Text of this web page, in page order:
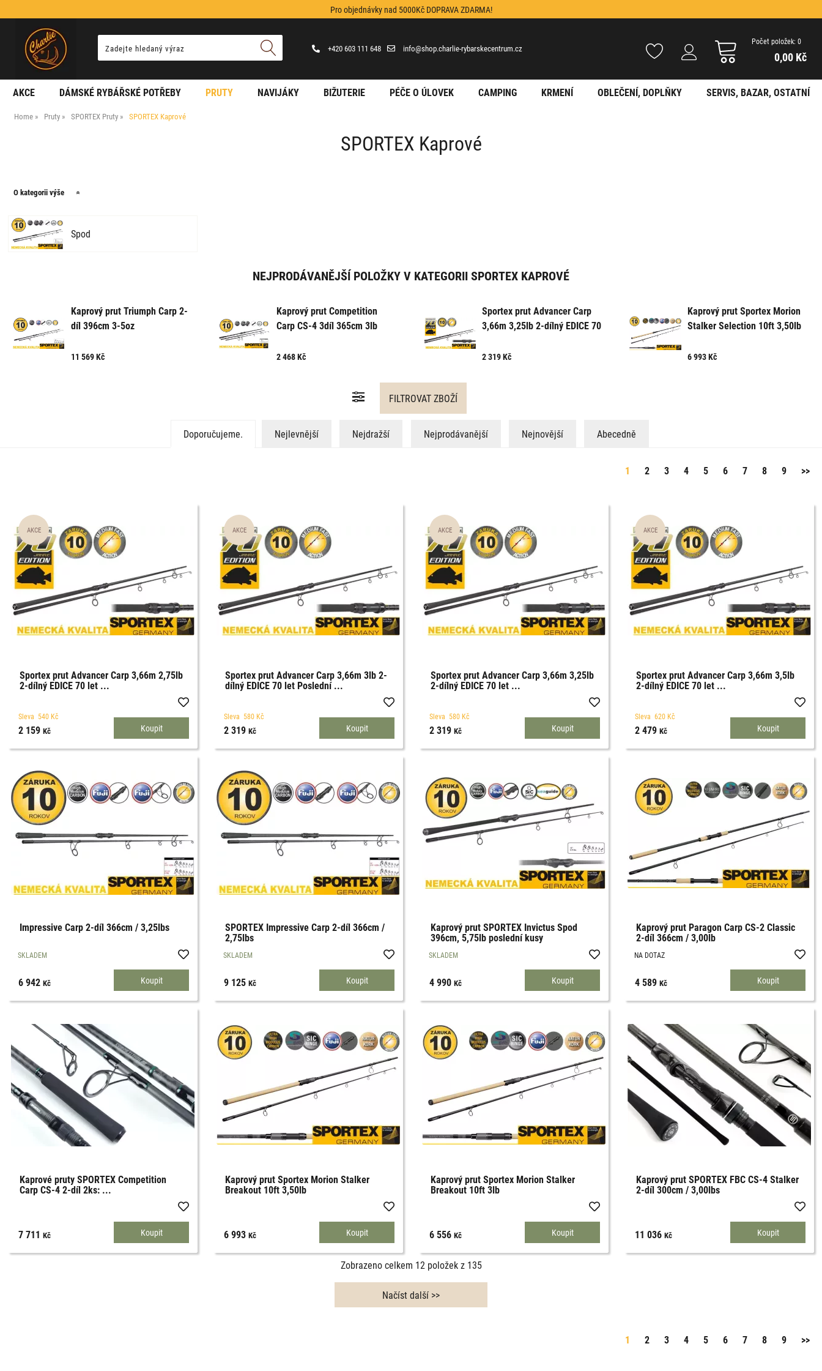
Pro objednávky nad 5000Kč DOPRAVA ZDARMA!
+420 603 111 648 info@shop.charlie-rybarskecentrum.cz
Počet položek: 0
0,00 Kč
AKCE DÁMSKÉ RYBÁŘSKÉ POTŘEBY PRUTY NAVIJÁKY BIŽUTERIE PÉČE O ÚLOVEK CAMPING KRMENÍ OBLEČENÍ, DOPLŇKY SERVIS, BAZAR, OSTATNÍ
Home Pruty SPORTEX Pruty SPORTEX Kaprové
SPORTEX Kaprové
O kategorii výše
Spod
NEJPRODÁVANĚJŠÍ POLOŽKY V KATEGORII SPORTEX KAPROVÉ
Kaprový prut Triumph Carp 2-
díl 396cm 3-5oz
11 569Kč
Kaprový prut Competition
Carp CS-4 3díl 365cm 3lb
2 468Kč
Sportex prut Advancer Carp
3,66m 3,25lb 2-dílný EDICE 70
2 319Kč
Kaprový prut Sportex Morion
Stalker Selection 10ft 3,50lb
6 993Kč
Doporučujeme. Nejlevnější Nejdražší Nejprodávanější Nejnovější Abecedně
1 2 3 4 5 6 7 8 9 >>
Sportex prut Advancer Carp 3,66m 2,75lb
2-dílný EDICE 70 let ...
2 159 Kč
Sleva 540 Kč
Sportex prut Advancer Carp 3,66m 3lb 2-
dílný EDICE 70 let Poslední ...
2 319 Kč
Sleva 580 Kč
Sportex prut Advancer Carp 3,66m 3,25lb
2-dílný EDICE 70 let ...
2 319 Kč
Sleva 580 Kč
Sportex prut Advancer Carp 3,66m 3,5lb
2-dílný EDICE 70 let ...
2 479 Kč
Sleva 620 Kč
Impressive Carp 2-díl 366cm / 3,25lbs
SKLADEM
6 942 Kč
SPORTEX Impressive Carp 2-díl 366cm /
2,75lbs
SKLADEM
9 125 Kč
Kaprový prut SPORTEX Invictus Spod
396cm, 5,75lb poslední kusy
SKLADEM
4 990 Kč
Kaprový prut Paragon Carp CS-2 Classic
2-díl 366cm / 3,00lb
NA DOTAZ
4 589 Kč
Kaprové pruty SPORTEX Competition
Carp CS-4 2-díl 2ks: ...
7 711 Kč
Kaprový prut Sportex Morion Stalker
Breakout 10ft 3,50lb
6 993 Kč
Kaprový prut Sportex Morion Stalker
Breakout 10ft 3lb
6 556 Kč
Kaprový prut SPORTEX FBC CS-4 Stalker
2-díl 300cm / 3,00lbs
11 036 Kč
Zobrazeno celkem 12 položek z 135
1 2 3 4 5 6 7 8 9 >>